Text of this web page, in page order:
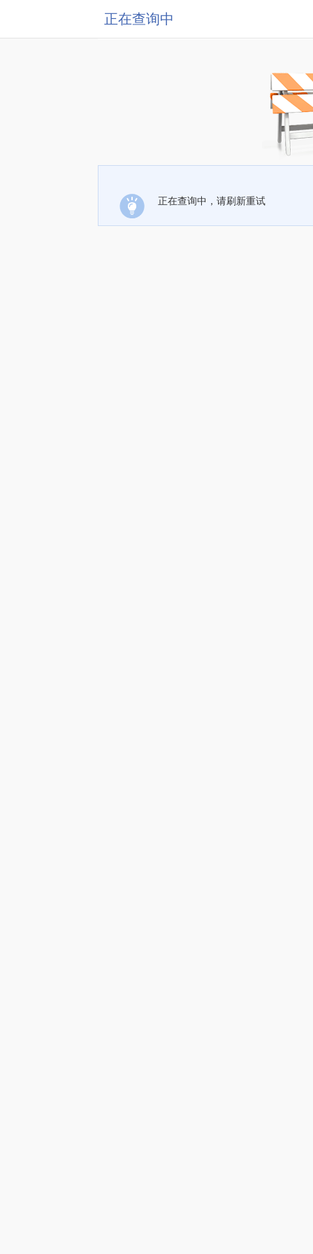
正在查询中
正在查询中，请刷新重试